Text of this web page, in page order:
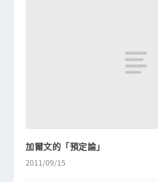
加爾文的「預定論」
2011/09/15